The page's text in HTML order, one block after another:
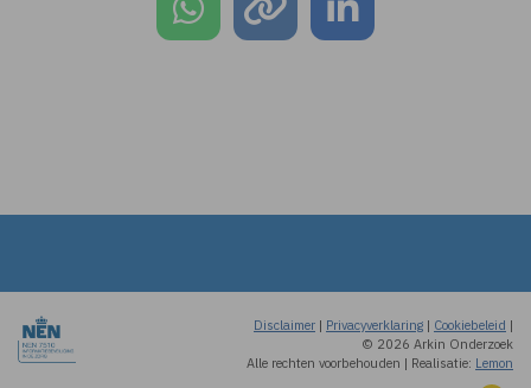
Disclaimer | Privacyverklaring | Cookiebeleid |
© 2026 Arkin Onderzoek
Alle rechten voorbehouden | Realisatie: Lemon